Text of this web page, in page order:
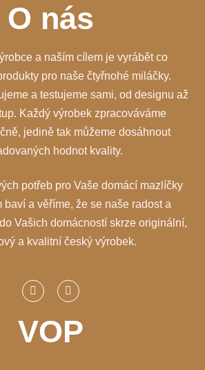
O nás
a naším cílem je vyrábět co
pro naše čtyřnohé miláčky.
a testujeme sami, od designu až
Každý výrobek zpracováváme
jedině tak můžeme dosáhnout
hodnot kvality.
potřeb pro Vaše domácí mazlíčky
baví a věříme, že se naše radost a
Vašich domácností skrze originální,
a kvalitní český výrobek.
VOP